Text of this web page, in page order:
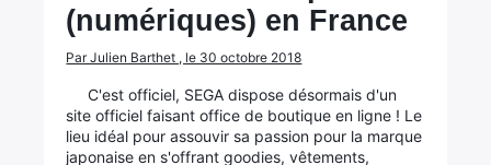
(numériques) en France
Par Julien Barthet , le 30 octobre 2018
C'est officiel, SEGA dispose désormais d'un
site officiel faisant office de boutique en ligne ! Le
lieu idéal pour assouvir sa passion pour la marque
japonaise en s'offrant goodies, vêtements,